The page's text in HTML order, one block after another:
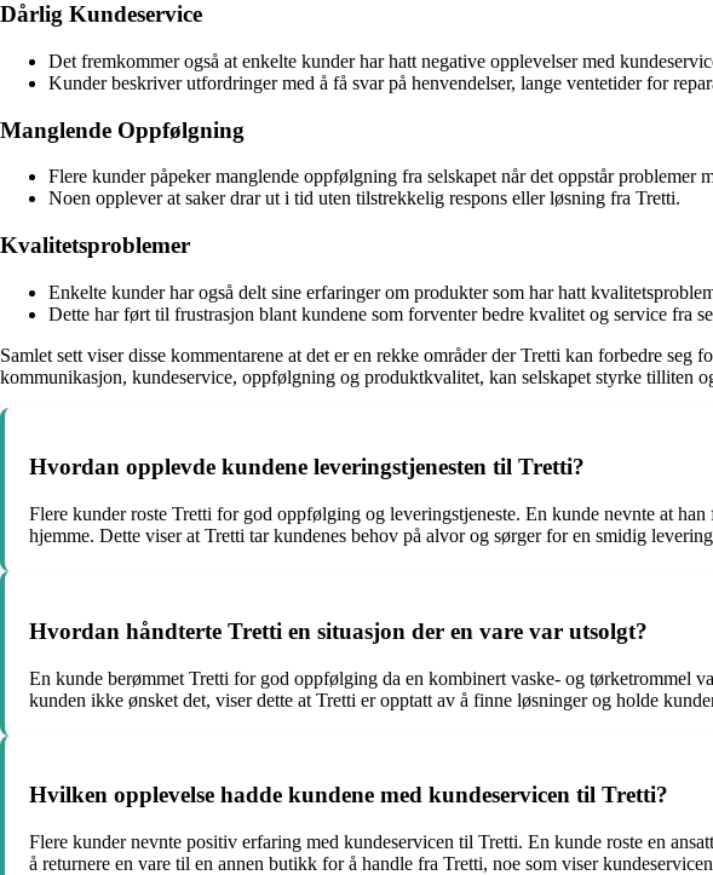
Dårlig Kundeservice
Det fremkommer også at enkelte kunder har hatt negative opplevelser med
Kunder beskriver utfordringer med å få svar på henvendelser, lange ventetider for
Manglende Oppfølgning
Flere kunder påpeker manglende oppfølgning fra selskapet når det oppstår problemer
Noen opplever at saker drar ut i tid uten tilstrekkelig respons eller løsning fra Tretti.
Kvalitetsproblemer
Enkelte kunder har også delt sine erfaringer om produkter som har hatt
Dette har ført til frustrasjon blant kundene som forventer bedre kvalitet og service fra
Samlet sett viser disse kommentarene at det er en rekke områder der Tretti kan forbedre
kommunikasjon, kundeservice, oppfølgning og produktkvalitet, kan selskapet styrke tilliten
Hvordan opplevde kundene leveringstjenesten til Tretti?
Flere kunder roste Tretti for god oppfølging og leveringstjeneste. En kunde nevnte at
hjemme. Dette viser at Tretti tar kundenes behov på alvor og sørger for en smidig
Hvordan håndterte Tretti en situasjon der en vare var utsolgt?
En kunde berømmet Tretti for god oppfølging da en kombinert vaske- og tørketrommel
kunden ikke ønsket det, viser dette at Tretti er opptatt av å finne løsninger og holde
Hvilken opplevelse hadde kundene med kundeservicen til Tretti?
Flere kunder nevnte positiv erfaring med kundeservicen til Tretti. En kunde roste en
å returnere en vare til en annen butikk for å handle fra Tretti, noe som viser